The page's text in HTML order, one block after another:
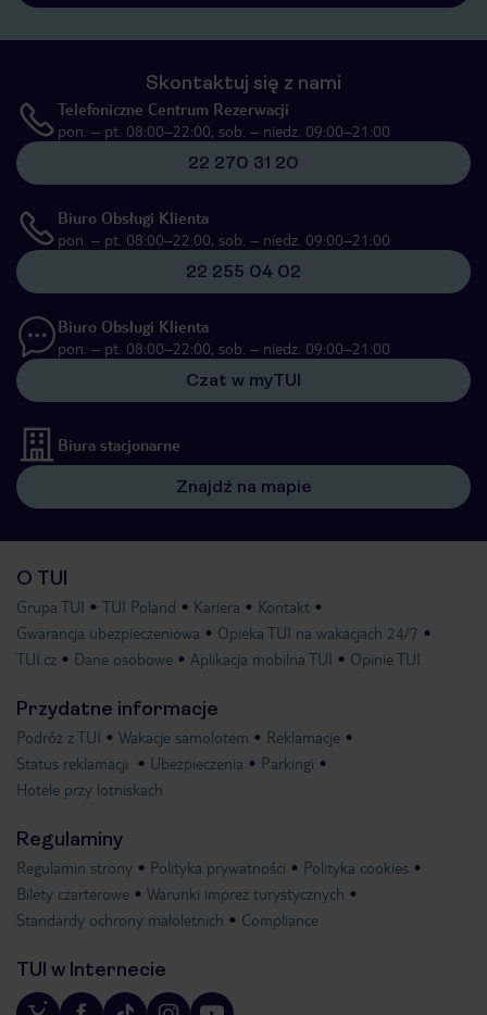
Skontaktuj się z nami
Telefoniczne Centrum Rezerwacji
pon. – pt. 08:00–22:00, sob. – niedz. 09:00–21:00
22 270 31 20
Biuro Obsługi Klienta
pon. – pt. 08:00–22:00, sob. – niedz. 09:00–21:00
22 255 04 02
Biuro Obsługi Klienta
pon. – pt. 08:00–22:00, sob. – niedz. 09:00–21:00
Czat w myTUI
Biura stacjonarne
Znajdź na mapie
O TUI
Grupa TUI TUI Poland Kariera
Kontakt
Gwarancja ubezpieczeniowa
Opieka TUI na wakacjach 24/7
TUI.cz
Dane osobowe Aplikacja mobilna TUI Opinie TUI
Przydatne informacje
Podróż z TUI Wakacje samolotem
Reklamacje
Status reklamacji
Ubezpieczenia
Parkingi
Hotele przy lotniskach
Regulaminy
Regulamin strony Polityka prywatności
Polityka cookies
Bilety czarterowe
Warunki imprez turystycznych
Standardy ochrony małoletnich
Compliance
TUI w Internecie